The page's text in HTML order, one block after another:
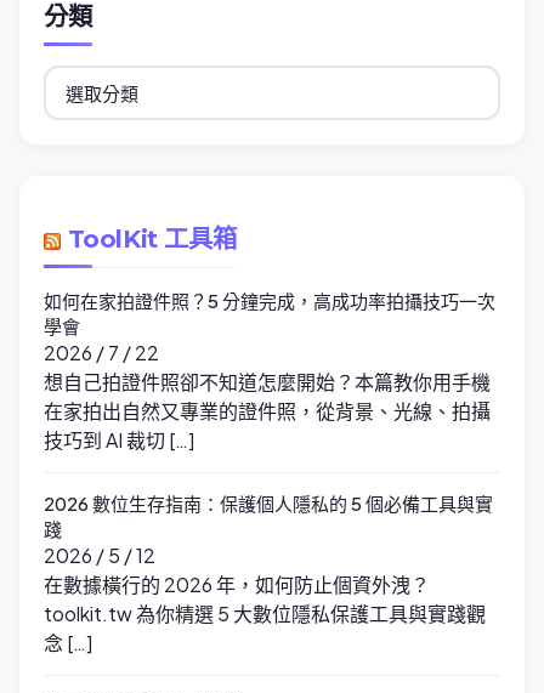
分類
分
類
ToolKit 工具箱
如何在家拍證件照？5 分鐘完成，高成功率拍攝技巧一次
學會
2026 / 7 / 22
想自己拍證件照卻不知道怎麼開始？本篇教你用手機
在家拍出自然又專業的證件照，從背景、光線、拍攝
技巧到 AI 裁切 […]
2026 數位生存指南：保護個人隱私的 5 個必備工具與實
踐
2026 / 5 / 12
在數據橫行的 2026 年，如何防止個資外洩？
toolkit.tw 為你精選 5 大數位隱私保護工具與實踐觀
念 […]